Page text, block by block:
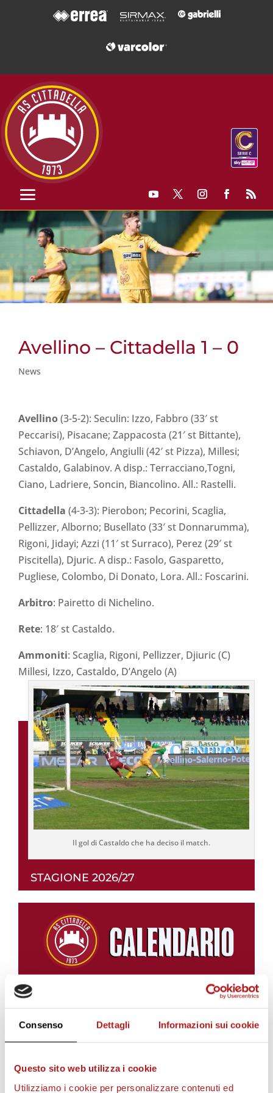
Consenso Dettagli Informazioni sui cookie
Questo sito web utilizza i cookie
Utilizziamo i cookie per personalizzare contenuti ed
Avellino – Cittadella 1 – 0
News
Avellino(3-5-2): Seculin: Izzo, Fabbro (33′ st
Peccarisi), Pisacane; Zappacosta (21′ st Bittante),
Schiavon, D’Angelo, Angiulli (42′ st Pizza), Millesi;
Castaldo, Galabinov. A disp.: Terracciano,Togni,
Ciano, Ladriere, Soncin, Biancolino. All.: Rastelli.
Cittadella (4-3-3): Pierobon; Pecorini, Scaglia,
Pellizzer, Alborno; Busellato (33′ st Donnarumma),
Rigoni, Jidayi; Azzi (11′ st Surraco), Perez (29′ st
Piscitella), Djuric. A disp.: Fasolo, Gasparetto,
Pugliese, Colombo, Di Donato, Lora. All.: Foscarini.
Arbitro: Pairetto di Nichelino.
Rete: 18′ st Castaldo.
Ammoniti: Scaglia, Rigoni, Pellizzer, Djiuric (C)
Millesi, Izzo, Castaldo, D’Angelo (A)
Il gol di Castaldo che ha deciso il match.
STAGIONE 2026/27